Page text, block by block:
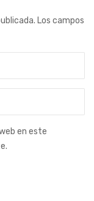
Los campos
en este